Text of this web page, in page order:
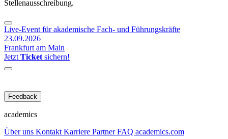
Stellenausschreibung.
Live-Event für akademische Fach- und Führungskräfte
23.09.2026
Frankfurt am Main
Jetzt Ticket sichern!
Feedback
academics
Über uns Kontakt Karriere PartnerFAQ academics.com